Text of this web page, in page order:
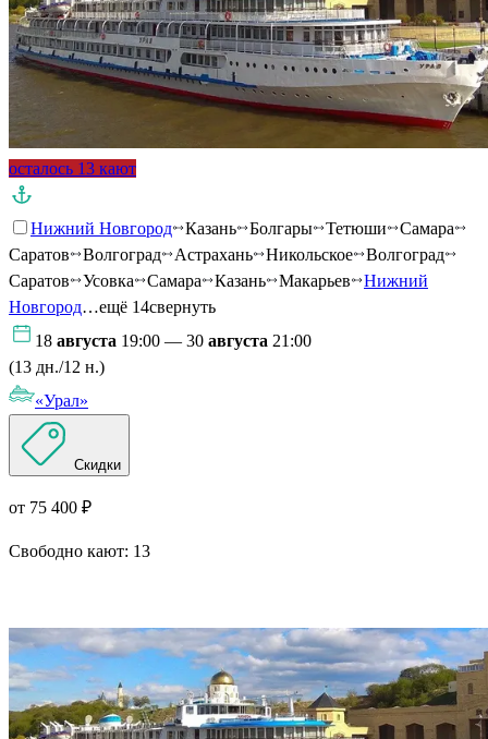
осталось 13 кают
Нижний Новгород Казань Болгары Тетюши
Самара
Саратов
Волгоград Астрахань Никольское
Волгоград
Саратов
Усовка Самара Казань Макарьев
Нижний
Новгород…ещё 14свернуть
18 августа 19:00 — 30 августа 21:00
(13 дн./12 н.)
«Урал»
Скидки
от 75 400 ₽
Свободно кают: 13